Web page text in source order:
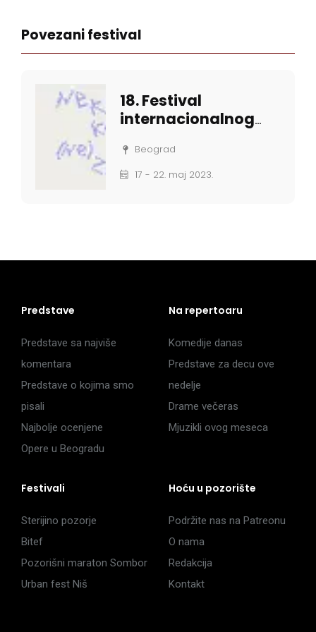
Povezani festival
18. Festival
internacionalnog
teatra FIST
Beograd
17 - 22. maj 2023.
Predstave
Predstave sa najviše
komentara
Predstave o kojima smo
pisali
Najbolje ocenjene
Opere u Beogradu
Na repertoaru
Komedije danas
Predstave za decu ove
nedelje
Drame večeras
Mjuzikli ovog meseca
Festivali
Sterijino pozorje
Bitef
Pozorišni maraton Sombor
Urban fest Niš
Hoću u pozorište
Podržite nas na Patreonu
O nama
Redakcija
Kontakt